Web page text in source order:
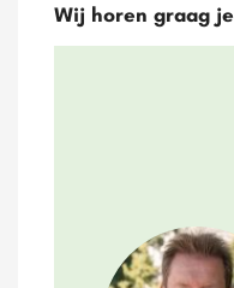
Wij horen graag